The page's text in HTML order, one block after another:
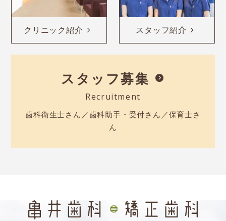
クリニック紹介 スタッフ紹介
スタッフ募集
Recruitment
歯科衛生士さん／歯科助手・受付さん／保育士さ
ん